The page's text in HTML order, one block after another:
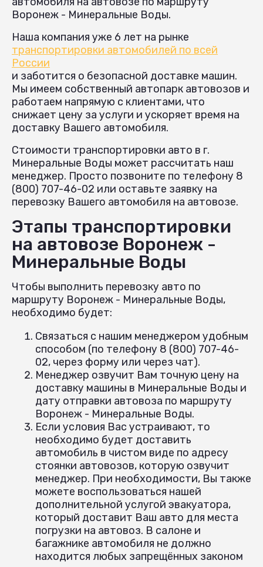
Воронеж - Минеральные Воды.
Наша компания уже 6 лет на рынке
транспортировки автомобилей по всей
России
и заботится о безопасной доставке машин.
Мы имеем собственный автопарк автовозов и
работаем напрямую с клиентами, что
снижает цену за услуги и ускоряет время на
доставку Вашего автомобиля.
Стоимости транспортировки авто в г.
Минеральные Воды может рассчитать наш
менеджер. Просто позвоните по телефону 8
(800) 707-46-02 или оставьте заявку на
перевозку Вашего автомобиля на автовозе.
Этапы транспортировки
на автовозе Воронеж -
Минеральные Воды
Чтобы выполнить перевозку авто по
маршруту Воронеж - Минеральные Воды,
необходимо будет:
Связаться с нашим менеджером удобным
способом (по телефону 8 (800) 707-46-
02, через форму или через чат).
Менеджер озвучит Вам точную цену на
доставку машины в Минеральные Воды и
дату отправки автовоза по маршруту
Воронеж - Минеральные Воды.
Если условия Вас устраивают, то
необходимо будет доставить
автомобиль в чистом виде по адресу
стоянки автовозов, которую озвучит
менеджер. При необходимости, Вы также
можете воспользоваться нашей
дополнительной услугой эвакуатора,
который доставит Ваш авто для места
погрузки на автовоз. В салоне и
багажнике автомобиля не должно
находится любых запрещённых законом